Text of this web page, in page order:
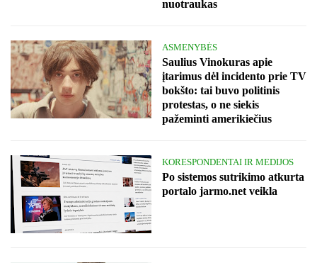
nuotraukas
ASMENYBĖS
Saulius Vinokuras apie
įtarimus dėl incidento prie TV
bokšto: tai buvo politinis
protestas, o ne siekis
pažeminti amerikiečius
KORESPONDENTAI IR MEDIJOS
Po sistemos sutrikimo atkurta
portalo jarmo.net veikla